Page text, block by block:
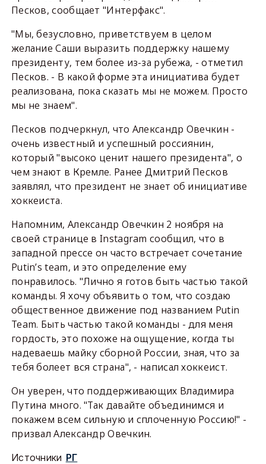
Песков, сообщает "Интерфакс".
"Мы, безусловно, приветствуем в целом
желание Саши выразить поддержку нашему
президенту, тем более из-за рубежа, - отметил
Песков. - В какой форме эта инициатива будет
реализована, пока сказать мы не можем. Просто
мы не знаем".
Песков подчеркнул, что Александр Овечкин -
очень известный и успешный россиянин,
который "высоко ценит нашего президента", о
чем знают в Кремле. Ранее Дмитрий Песков
заявлял, что президент не знает об инициативе
хоккеиста.
Напомним, Александр Овечкин 2 ноября на
своей странице в Instagram сообщил, что в
западной прессе он часто встречает сочетание
Putin’s team, и это определение ему
понравилось. "Лично я готов быть частью такой
команды. Я хочу объявить о том, что создаю
общественное движение под названием Putin
Team. Быть частью такой команды - для меня
гордость, это похоже на ощущение, когда ты
надеваешь майку сборной России, зная, что за
тебя болеет вся страна", - написал хоккеист.
Он уверен, что поддерживающих Владимира
Путина много. "Так давайте объединимся и
покажем всем сильную и сплоченную Россию!" -
призвал Александр Овечкин.
Источники РГ